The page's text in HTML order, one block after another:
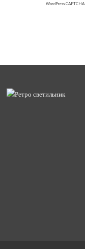
WordPress CAPTCHA